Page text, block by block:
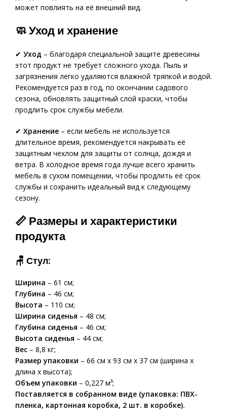
может повлиять на её внешний вид.
🧼Уход и хранение
✔ Уход – благодаря специальной защите древесины
этот продукт не требует сложного ухода. Пыль и
загрязнения легко удаляются влажной тряпкой и водой.
Рекомендуется раз в год, по окончании садового
сезона, обновлять защитный слой краски, чтобы
продлить срок службы мебели.
✔ Хранение – если мебель не используется
длительное время, рекомендуется накрывать её
защитным чехлом для защиты от солнца, дождя и
ветра. В холодное время года лучше всего хранить
мебель в сухом помещении, чтобы продлить её срок
службы и сохранить идеальный вид к следующему
сезону.
📏Размеры и характеристики
продукта
🪑 Стул:
Ширина – 61 см;
Глубина – 46 см;
Высота – 110 см;
Ширина сиденья – 48 см;
Глубина сиденья – 46 см;
Высота сиденья – 44 см;
Вес – 8,8 кг;
Размер упаковки – 66 см x 93 см x 37 см (ширина x
длина x высота);
Объем упаковки – 0,227 м³;
Поставляется в собранном виде (упаковка: ПВХ-
пленка, картонная коробка, 2 шт. в коробке).